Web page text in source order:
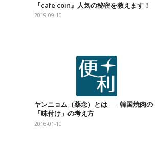
『cafe coin』人気の秘密を教えます！
2019-09-10
ヤンニョム（薬念）とは ── 韓国焼肉の
「味付け」の考え方
2016-01-10